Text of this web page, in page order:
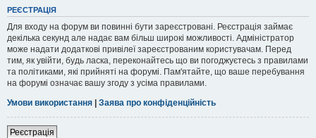
РЕЄСТРАЦІЯ
Для входу на форум ви повинні бути зареєстровані. Реєстрація займає
декілька секунд але надає вам більш широкі можливості. Адміністратор
може надати додаткові привілеї зареєстрованим користувачам. Перед
тим, як увійти, будь ласка, переконайтесь що ви погоджуєтесь з правилами
та політиками, які прийняті на форумі. Пам'ятайте, що ваше перебування
на форумі означає вашу згоду з усіма правилами.
Умови використання | Заява про конфіденційність
Реєстрація